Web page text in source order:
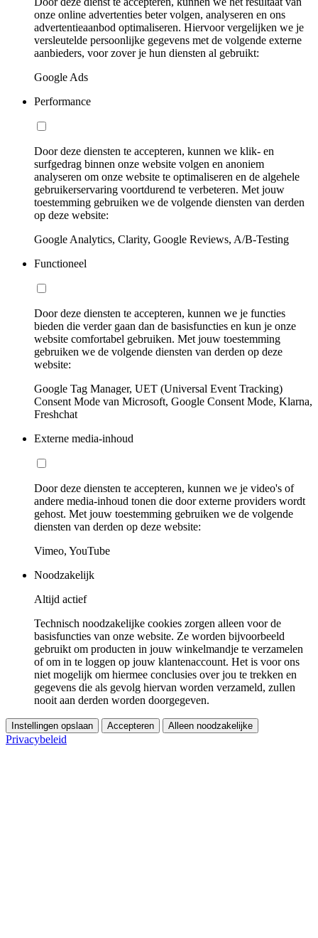
onze online advertenties beter volgen, analyseren en ons
advertentieaanbod optimaliseren. Hiervoor vergelijken we je
versleutelde persoonlijke gegevens met de volgende externe
aanbieders, voor zover je hun diensten al gebruikt:
Google Ads
Performance
Door deze diensten te accepteren, kunnen we klik- en
surfgedrag binnen onze website volgen en anoniem
analyseren om onze website te optimaliseren en de algehele
gebruikerservaring voortdurend te verbeteren. Met jouw
toestemming gebruiken we de volgende diensten van derden
op deze website:
Google Analytics, Clarity, Google Reviews, A/B-Testing
Functioneel
Door deze diensten te accepteren, kunnen we je functies
bieden die verder gaan dan de basisfuncties en kun je onze
website comfortabel gebruiken. Met jouw toestemming
gebruiken we de volgende diensten van derden op deze
website:
Google Tag Manager, UET (Universal Event Tracking)
Consent Mode van Microsoft, Google Consent Mode, Klarna,
Freshchat
Externe media-inhoud
Door deze diensten te accepteren, kunnen we je video's of
andere media-inhoud tonen die door externe providers wordt
gehost. Met jouw toestemming gebruiken we de volgende
diensten van derden op deze website:
Vimeo, YouTube
Noodzakelijk
Altijd actief
Technisch noodzakelijke cookies zorgen alleen voor de
basisfuncties van onze website. Ze worden bijvoorbeeld
gebruikt om producten in jouw winkelmandje te verzamelen
of om in te loggen op jouw klantenaccount. Het is voor ons
niet mogelijk om hiermee conclusies over jou te trekken en
gegevens die als gevolg hiervan worden verzameld, zullen
nooit aan derden worden doorgegeven.
Instellingen opslaan Accepteren Alleen noodzakelijke
Privacybeleid